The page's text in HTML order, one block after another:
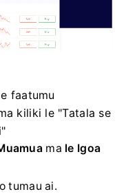
faatumu
kiliki le "Tatala se
ma le Igoa
tumau ai.